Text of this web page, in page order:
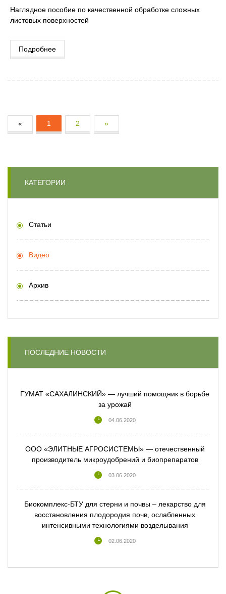
Наглядное пособие по качественной обработке сложных
листовых поверхностей
Подробнее
« 1 2 »
КАТЕГОРИИ
Статьи
Видео
Архив
ПОСЛЕДНИЕ НОВОСТИ
ГУМАТ «САХАЛИНСКИЙ» — лучший помощник в борьбе
за урожай
04.06.2020
ООО «ЭЛИТНЫЕ АГРОСИСТЕМЫ» — отечественный
производитель микроудобрений и биопрепаратов
03.06.2020
Биокомплекс-БТУ для стерни и почвы – лекарство для
восстановления плодородия почв, ослабленных
интенсивными технологиями возделывания
02.06.2020